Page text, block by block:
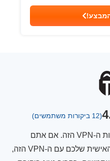
(12 ביקורות משתמשים)
סקירה עדיין לא זמינה עבור שירות ה-VPN הזה. אם אתם
מעוניינים לשתף את ההתנסות האישית שלכם עם ה-VPN הזה,